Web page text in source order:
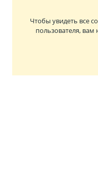
Чтобы увидеть все
пользователя, вам